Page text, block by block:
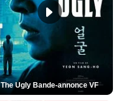
The Ugly Bande-annonce VF